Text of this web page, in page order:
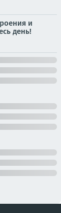
и
день!